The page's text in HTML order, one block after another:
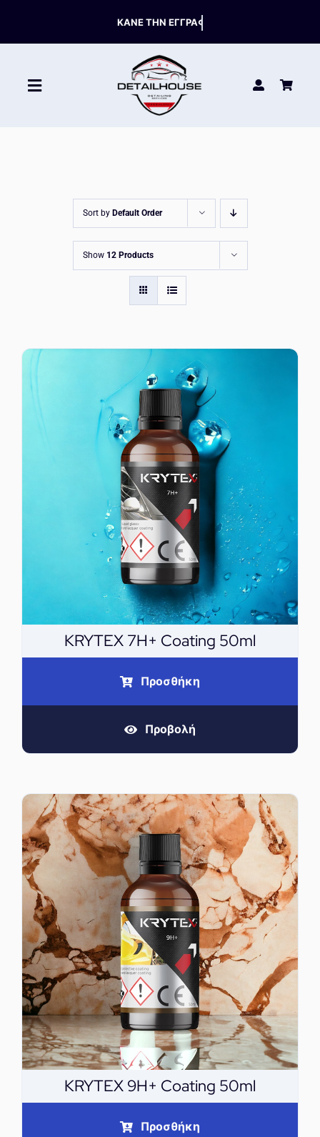
content
Toggle
ΑΞΕΣΟΥΑΡ
HOT OFFERS
Sort by Default Order
Show 12 Products
KRYTEX 7H+ Coating 50ml
Προσθήκη
Προβολή
KRYTEX 9H+ Coating 50ml
Προσθήκη